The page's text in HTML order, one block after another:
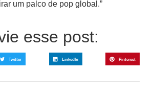
um palco de pop global.”
esse post:
Twitter LinkedIn Pinterest